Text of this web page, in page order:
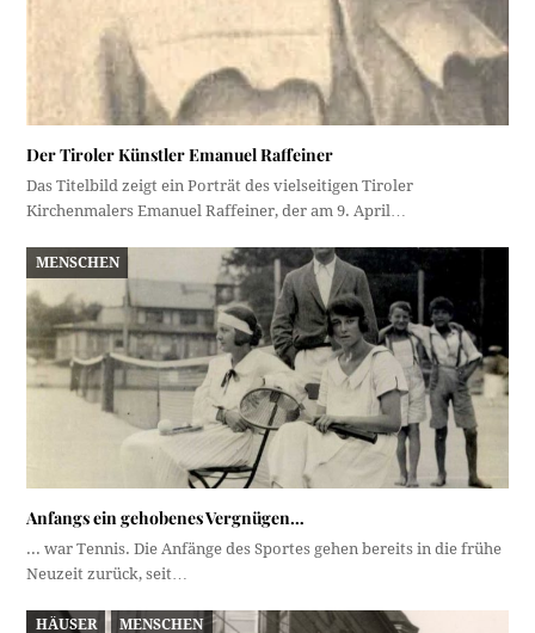
Der Tiroler Künstler Emanuel Raffeiner
Das Titelbild zeigt ein Porträt des vielseitigen Tiroler
Kirchenmalers Emanuel Raffeiner, der am 9. April…
MENSCHEN
Anfangs ein gehobenes Vergnügen…
... war Tennis. Die Anfänge des Sportes gehen bereits in die frühe
Neuzeit zurück, seit…
HÄUSER MENSCHEN